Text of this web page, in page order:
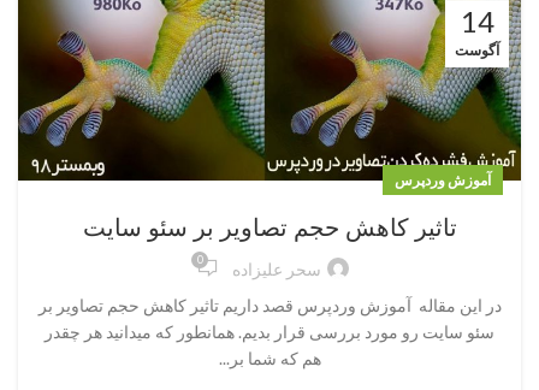
14
آگوست
آموزش وردپرس
تاثیر کاهش حجم تصاویر بر سئو سایت
سحر علیزاده 0
در این مقاله آموزش وردپرس قصد داریم تاثیر کاهش حجم تصاویر بر
سئو سایت رو مورد بررسی قرار بدیم. همانطور که میدانید هر چقدر
هم که شما بر...